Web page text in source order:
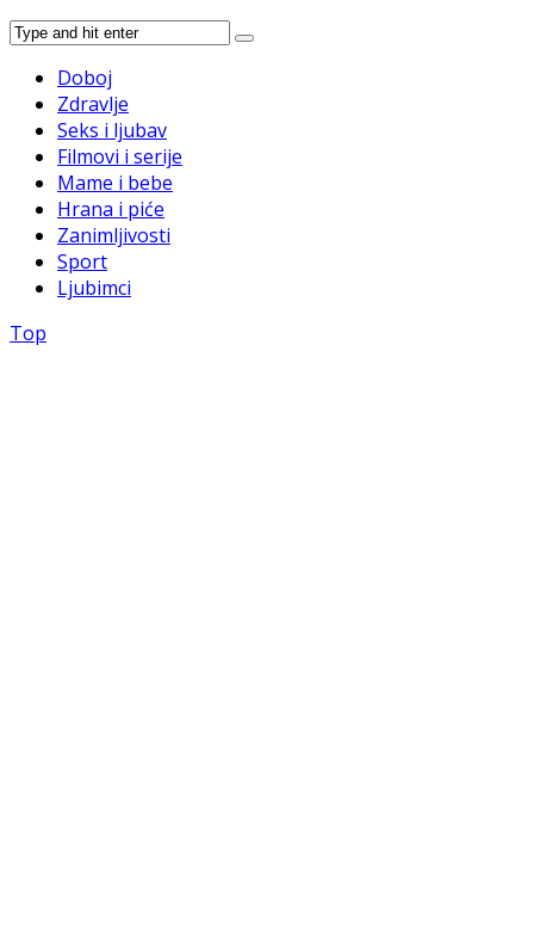
Doboj
Zdravlje
Seks i ljubav
Filmovi i serije
Mame i bebe
Hrana i piće
Zanimljivosti
Sport
Ljubimci
Top